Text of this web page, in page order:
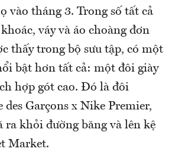
vào tháng 3. Trong số tất cả
váy và áo choàng đơn
thấy trong bộ sưu tập, có một
bật hơn tất cả: một đôi giày
hợp gót cao. Đó là đôi
des Garçons x Nike Premier,
ra khỏi đường băng và lên kệ
Market.